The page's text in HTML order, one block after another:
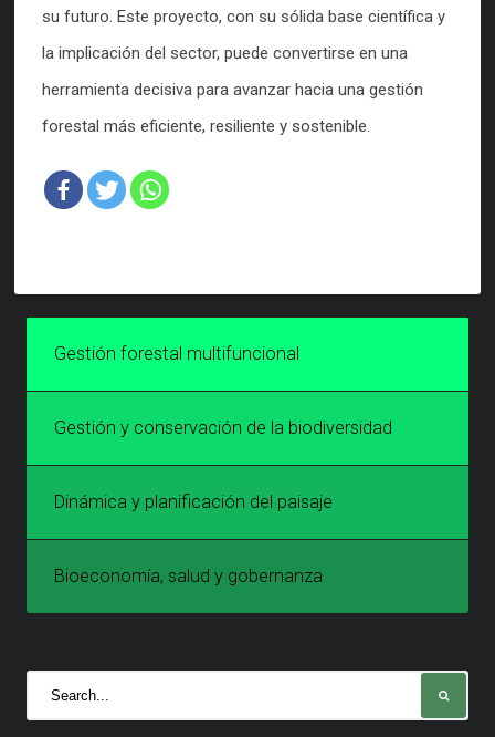
su futuro. Este proyecto, con su sólida base científica y
la implicación del sector, puede convertirse en una
herramienta decisiva para avanzar hacia una gestión
forestal más eficiente, resiliente y sostenible.
Gestión forestal multifuncional
Gestión y conservación de la biodiversidad
Dinámica y planificación del paisaje
Bioeconomía, salud y gobernanza